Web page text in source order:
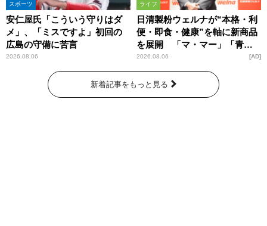
スポーツ
安仁屋氏「こういう守りはダ
メ」、「ミスですよ」初回の
広島の守備に苦言
2026.08.06
ライフ
日清製粉ウェルナが“本格・利
便・即食・健康”を軸に新商品
を展開 「マ・マー」「青の
洞窟」ブランドを強化
2026.08.06 AD
新着記事をもっと見る